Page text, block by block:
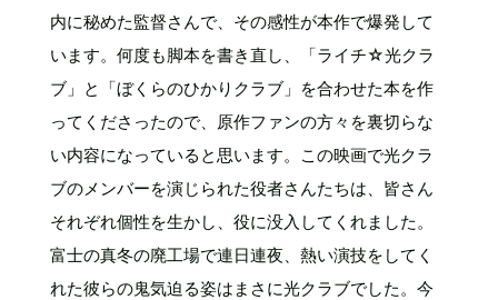
内に秘めた監督さんで、その感性が本作で爆発して
います。何度も脚本を書き直し、「ライチ☆光クラ
ブ」と「ぼくらのひかりクラブ」を合わせた本を作
ってくださったので、原作ファンの方々を裏切らな
い内容になっていると思います。この映画で光クラ
ブのメンバーを演じられた役者さんたちは、皆さん
それぞれ個性を生かし、役に没入してくれました。
富士の真冬の廃工場で連日連夜、熱い演技をしてく
れた彼らの鬼気迫る姿はまさに光クラブでした。今